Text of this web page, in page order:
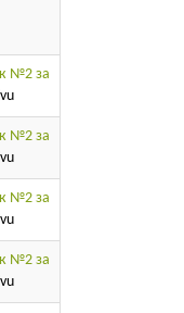
№2 за
№2 за
№2 за
№2 за